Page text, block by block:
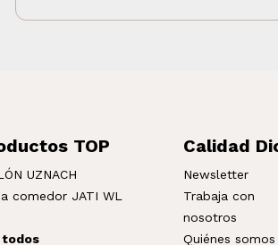
TOP
UZNACH
comedor JATI WL
todos
Calidad
Newsletter
Trabaja con
nosotros
Quiénes somos